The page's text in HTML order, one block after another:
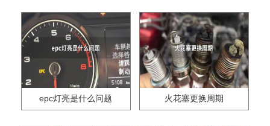
epc灯亮是什么问题 火花塞更换周期